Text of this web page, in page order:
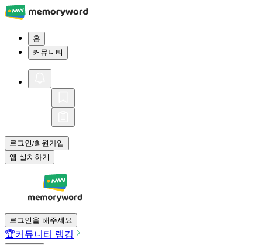
홈
커뮤니티
로그인/회원가입
앱 설치하기
로그인을 해주세요
🏆커뮤니티 랭킹